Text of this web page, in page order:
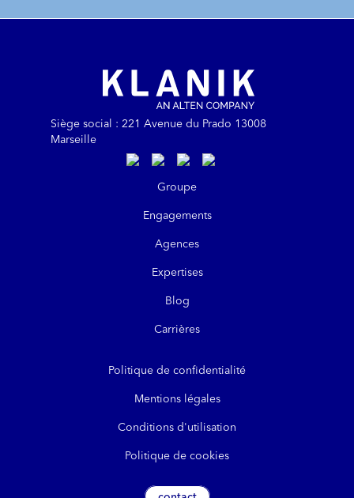
Siège social : 221 Avenue du Prado 13008
Marseille
https://www.linkedin.com/company/
https://www.instagram.com/
https://www.youtube.com/
https://www.tiktok.com/
Groupe
Engagements
Agences
Expertises
Blog
Carrières
Politique de confidentialité
Mentions légales
Conditions d'utilisation
Politique de cookies